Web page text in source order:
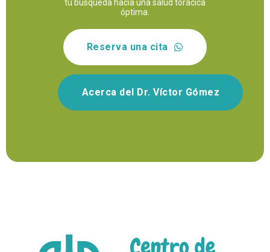
tu búsqueda hacia una salud torácica
óptima.
Reserva una cita
Acerca del Dr. Víctor Gómez